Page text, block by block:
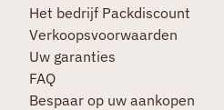
Het bedrijf Packdiscount
Verkoopsvoorwaarden
Uw garanties
FAQ
Bespaar op uw aankopen